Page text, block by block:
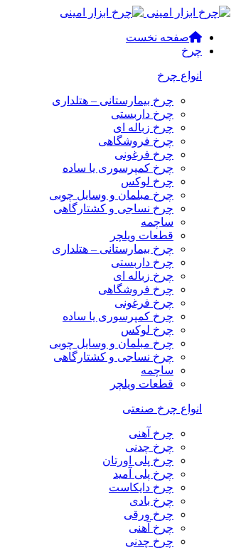
صفحه نخست
چرخ
انواع چرخ
چرخ بیمارستانی – هتلداری
چرخ داربستی
چرخ زباله ای
چرخ فروشگاهی
چرخ فرغونی
چرخ کمپرسوری یا ساده
چرخ لوکس
چرخ مبلمان و وسایل چوبی
چرخ نساجی و کشتارگاهی
ساچمه
قطعات ویلچر
چرخ بیمارستانی – هتلداری
چرخ داربستی
چرخ زباله ای
چرخ فروشگاهی
چرخ فرغونی
چرخ کمپرسوری یا ساده
چرخ لوکس
چرخ مبلمان و وسایل چوبی
چرخ نساجی و کشتارگاهی
ساچمه
قطعات ویلچر
انواع چرخ صنعتی
چرخ آهنی
چرخ چدنی
چرخ پلی اورتان
چرخ پلی آمید
چرخ دایکاست
چرخ بادی
چرخ ورقی
چرخ آهنی
چرخ چدنی